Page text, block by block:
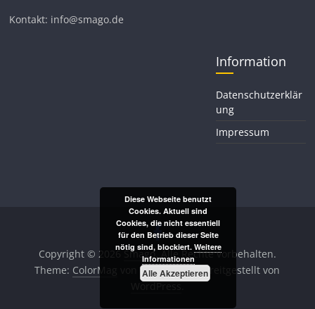
Kontakt: info@smago.de
Information
Datenschutzerklär
ung
Impressum
Copyright © 2026Smago. Alle Rechte vorbehalten.
Theme: ColorMag
von ThemeGrill. Bereitgestellt von
WordPress.
Diese Webseite benutzt
Cookies. Aktuell sind
Cookies, die nicht essentiell
für den Betrieb dieser Seite
nötig sind, blockiert. Weitere
Informationen
Alle Akzeptieren